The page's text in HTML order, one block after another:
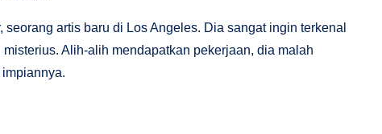
seorang artis baru di Los Angeles. Dia sangat ingin terkenal
Alih-alih mendapatkan pekerjaan, dia malah